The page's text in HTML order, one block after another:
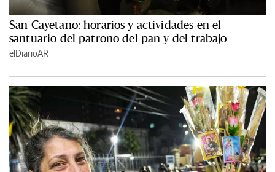
San Cayetano: horarios y actividades en el
santuario del patrono del pan y del trabajo
elDiarioAR